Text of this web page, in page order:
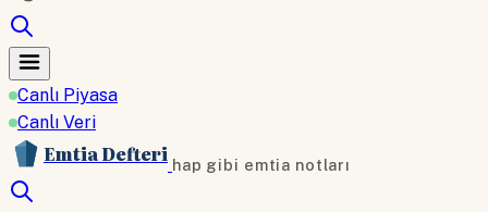
Canlı Piyasa
Canlı Veri
Emtia Defteri hap gibi emtia notları